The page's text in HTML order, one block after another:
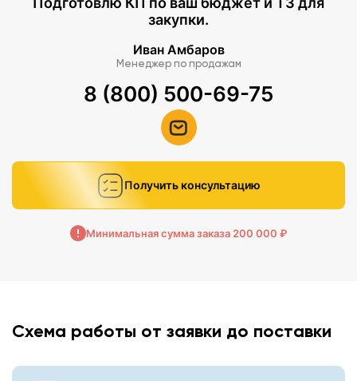
закупки.
Иван Амбаров
Менеджер по продажам
8 (800) 500-69-75
Получить консультацию
Минимальная сумма заказа 200 000 ₽
Схема работы от заявки до поставки